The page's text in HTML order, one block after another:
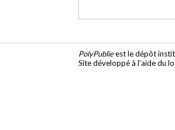
PolyPublieest le dépôt
Site développé à l'aide du